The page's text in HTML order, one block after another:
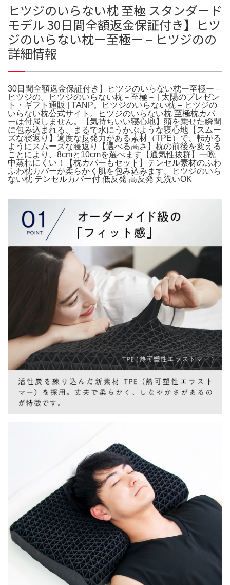
ヒツジのいらない枕 至極 スタンダード
モデル 30日間全額返金保証付き】ヒツ
ジのいらない枕ー至極ー – ヒツジのの
詳細情報
30日間全額返金保証付き】ヒツジのいらない枕ー至極ー –
ヒツジの。ヒツジのいらない枕－至極－ | 太陽のプレゼン
ト・ギフト通販 | TANP。ヒツジのいらない枕 – ヒツジの
いらない枕公式サイト。ヒツジのいらない枕 至極枕カバ
ーは付属しません。【気持ちいい寝心地】頭を乗せた瞬間
に包み込まれる、まるで水にうかぶような寝心地【スムー
ズな寝返り】適度な反発力がある素材（TPE）で、転がる
ようにスムーズな寝返り【選べる高さ】枕の前後を変える
ことにより、8cmと10cmを選べます【通気性抜群】一晩
中蒸れにくい！【枕カバーもセット】テンセル素材のふわ
ふわ枕カバーが柔らかく肌を包み込みます。ヒツジのいら
ない枕 テンセルカバー付 低反発 高反発 丸洗いOK